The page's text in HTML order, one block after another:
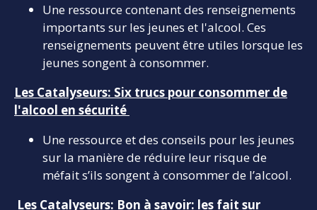
Une ressource contenant des renseignements
importants sur les jeunes et l'alcool. Ces
renseignements peuvent être utiles lorsque les
jeunes songent à consommer.
Les Catalyseurs: Six trucs pour consommer de
l'alcool en sécurité
Une ressource et des conseils pour les jeunes
sur la manière de réduire leur risque de
méfait s’ils songent à consommer de l’alcool.
Les Catalyseurs: Bon à savoir: les fait sur